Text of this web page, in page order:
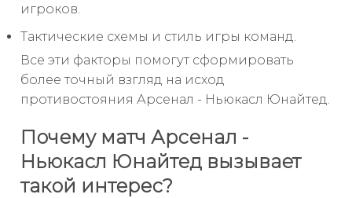
игроков.
Тактические схемы и стиль игры команд.
Все эти факторы помогут сформировать
более точный взгляд на исход
противостояния Арсенал - Ньюкасл Юнайтед.
Почему матч Арсенал -
Ньюкасл Юнайтед вызывает
такой интерес?